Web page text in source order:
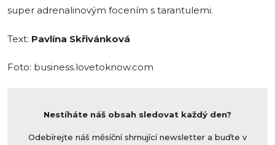
super adrenalinovým focením s tarantulemi.
Text: Pavlína Skřivánková
Foto: business.lovetoknow.com
Nestíháte náš obsah sledovat každý den?
Odebírejte náš měsíční shrnující newsletter a buďte v